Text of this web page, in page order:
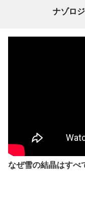
ナゾロ
なぜ雪の結晶はすべ